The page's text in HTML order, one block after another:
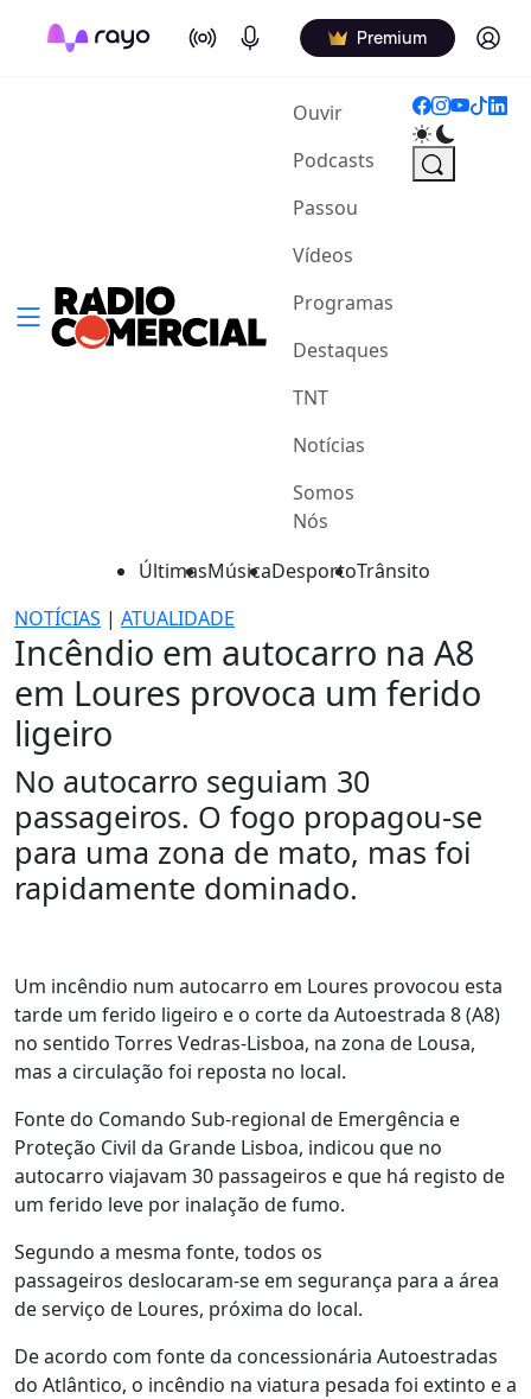
On Air Podcasts Premium Log in
Ouvir(current)
Podcasts
Passou
Vídeos
Programas
Destaques
TNT
Notícias
Somos
Nós
ÚltimasMúsicaDesportoTrânsito
NOTÍCIAS | ATUALIDADE
Incêndio em autocarro na A8
em Loures provoca um ferido
ligeiro
No autocarro seguiam 30
passageiros. O fogo propagou-se
para uma zona de mato, mas foi
rapidamente dominado.
Um incêndio num autocarro em Loures provocou esta
tarde um ferido ligeiro e o corte da Autoestrada 8 (A8)
no sentido Torres Vedras-Lisboa, na zona de Lousa,
mas a circulação foi reposta no local.
Fonte do Comando Sub-regional de Emergência e
Proteção Civil da Grande Lisboa, indicou que no
autocarro viajavam 30 passageiros e que há registo de
um ferido leve por inalação de fumo.
Segundo a mesma fonte, todos os
passageiros deslocaram-se em segurança para a área
de serviço de Loures, próxima do local.
De acordo com fonte da concessionária Autoestradas
do Atlântico, o incêndio na viatura pesada foi extinto e a